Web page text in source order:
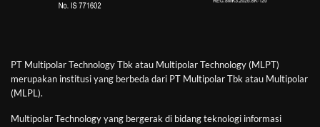
PT Multipolar Technology Tbk atau Multipolar Technology (MLPT)
merupakan institusi yang berbeda dari PT Multipolar Tbk atau Multipolar
(MLPL).
Multipolar Technology yang bergerak di bidang teknologi informasi